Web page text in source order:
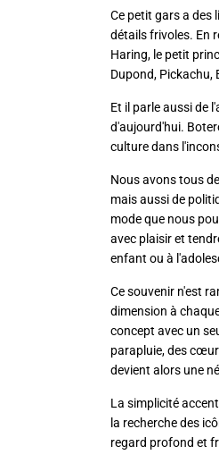
Ce petit gars a des
détails frivoles. En
Haring, le petit
Dupond, Pickachu,
Et il parle aussi de
d'aujourd'hui.
culture dans
Nous avons tous
mais aussi de
mode que nous
avec plaisir et
enfant ou à
Ce souvenir n'est
dimension à
concept avec un
parapluie, des
devient alors une
La simplicité
la recherche des
regard profond et